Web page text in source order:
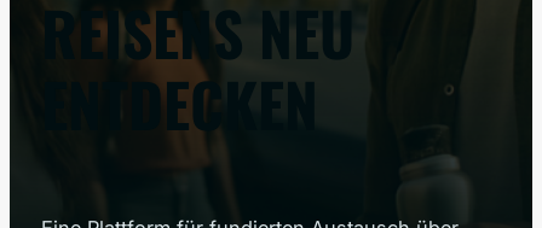
REISENS NEU
ENTDECKEN